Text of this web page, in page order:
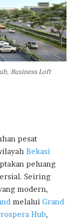
Business Loft
pesat
Bekasi
peluang
Seiring
modern,
melalui Grand
Hub,